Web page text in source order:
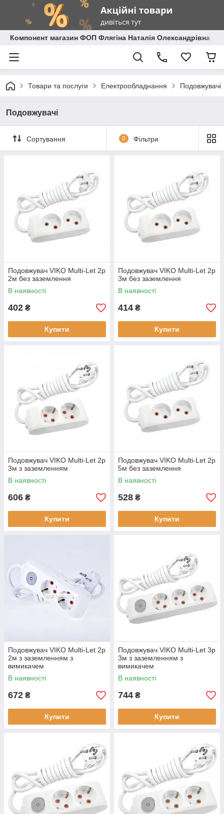
Компонент магазин ФОП Флягіна Наталія Олександрівна
Товари та послуги Електрообладнання Подовжувачі
Подовжувачі
Сортування 0 Фільтри
Подовжувач VIKO Multi-Let 2р
2м без заземлення
В наявності
402 ₴
Купити
Подовжувач VIKO Multi-Let 2р
3м без заземлення
В наявності
414 ₴
Купити
Подовжувач VIKO Multi-Let 2р
3м з заземленням
В наявності
606 ₴
Купити
Подовжувач VIKO Multi-Let 2р
5м без заземлення
В наявності
528 ₴
Купити
Подовжувач VIKO Multi-Let 2р
2м з заземленням з
вимикачем
В наявності
672 ₴
Купити
Подовжувач VIKO Multi-Let 3р
3м з заземленням з
вимикачем
В наявності
744 ₴
Купити